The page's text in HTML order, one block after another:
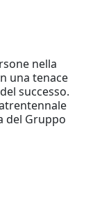
nella
una tenace
successo.
del Gruppo